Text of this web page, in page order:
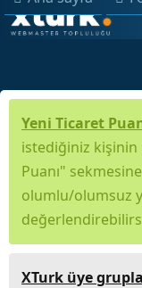
Yeni Ticaret
istediğiniz
Puanı"
olumlu/olumsuz
XTurk üye